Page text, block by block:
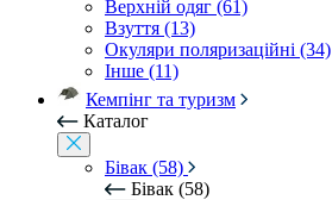
Верхній одяг (61)
Взуття (13)
Окуляри поляризаційні (34)
Інше (11)
Кемпінг та туризм
Каталог
Бівак (58)
Бівак (58)